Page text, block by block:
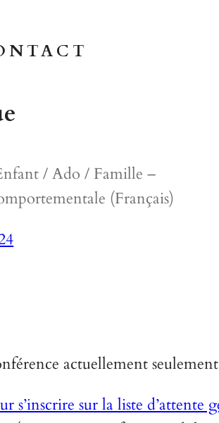
/ Ado / Famille –
(Français)
actuellement
s’inscrire sur la liste d’attente